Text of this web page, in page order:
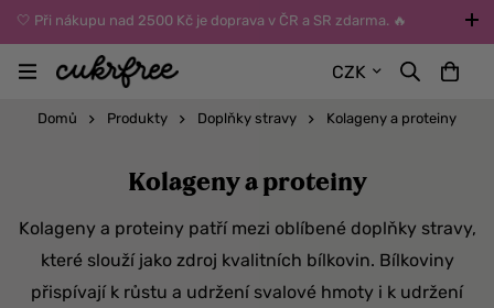
🤍 Při nákupu nad 2500 Kč je doprava v ČR a SR zdarma. 🔥
UPOZORNĚNÍ: Během léta vybírejte dopravu kurýrem nebo do Z-
BOXů umístěných uvnitř budov. Reklamace zboží způsobené
CZK
Domů Produkty Doplňky stravy Kolageny a proteiny
Kolageny a proteiny
Kolageny a proteiny patří mezi oblíbené doplňky stravy,
které slouží jako zdroj kvalitních bílkovin. Bílkoviny
přispívají k růstu a udržení svalové hmoty i k udržení